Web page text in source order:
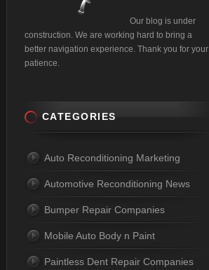
Our blog is under
construction. We are working hard to bring a
better navigation experience. Thank you for your
patience.
CATEGORIES
Auto Reconditioning Marketing
Automotive Reconditioning News
Bumper Repair Companies
Mobile Auto Body n Paint
Paintless Dent Repair Companies